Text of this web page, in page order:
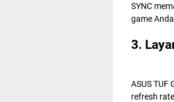
SYNC
game
3.
ASUS
refresh